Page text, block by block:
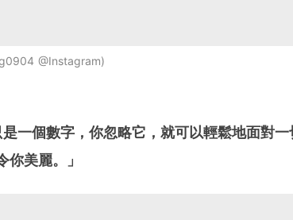
@Instagram
一個數字，你忽略它，就可以輕鬆地面對
你美麗。」